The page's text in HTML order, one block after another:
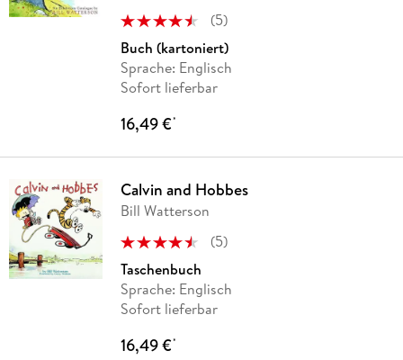
(5)
Buch (kartoniert)
Sprache: Englisch
Sofort lieferbar
16,49 €*
Calvin and Hobbes
Bill Watterson
(5)
Taschenbuch
Sprache: Englisch
Sofort lieferbar
16,49 €*